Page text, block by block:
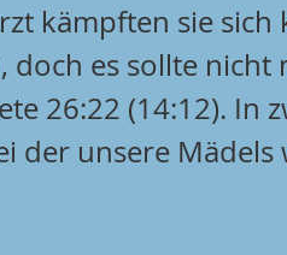
kämpften sie sich
doch es sollte nicht
26:22 (14:12). In
der unsere